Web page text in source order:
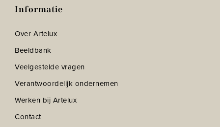
Informatie
Over Artelux
Beeldbank
Veelgestelde vragen
Verantwoordelijk ondernemen
Werken bij Artelux
Contact